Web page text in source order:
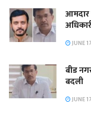
JUNE
बीड
बदली
JUNE